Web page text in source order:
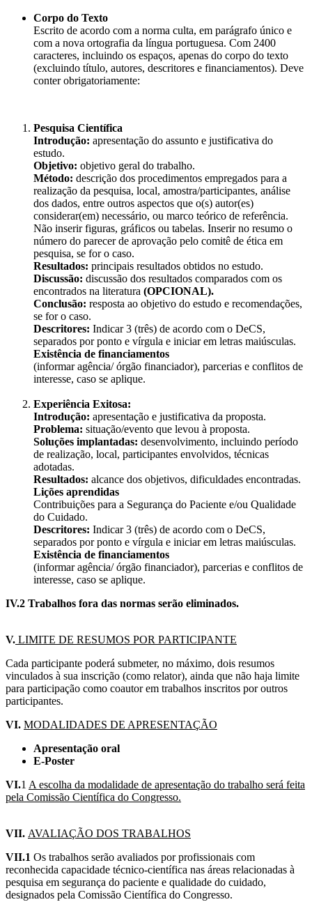
Corpo do Texto
Escrito de acordo com a norma culta, em parágrafo único e
com a nova ortografia da língua portuguesa. Com 2400
caracteres, incluindo os espaços, apenas do corpo do texto
(excluindo título, autores, descritores e financiamentos). Deve
conter obrigatoriamente:
Pesquisa Científica
Introdução: apresentação do assunto e justificativa do
estudo.
Objetivo: objetivo geral do trabalho.
Método: descrição dos procedimentos empregados para a
realização da pesquisa, local, amostra/participantes, análise
dos dados, entre outros aspectos que o(s) autor(es)
considerar(em) necessário, ou marco teórico de referência.
Não inserir figuras, gráficos ou tabelas. Inserir no resumo o
número do parecer de aprovação pelo comitê de ética em
pesquisa, se for o caso.
Resultados: principais resultados obtidos no estudo.
Discussão: discussão dos resultados comparados com os
encontrados na literatura (OPCIONAL).
Conclusão: resposta ao objetivo do estudo e recomendações,
se for o caso.
Descritores: Indicar 3 (três) de acordo com o DeCS,
separados por ponto e vírgula e iniciar em letras maiúsculas.
Existência de financiamentos
(informar agência/ órgão financiador), parcerias e conflitos de
interesse, caso se aplique.
Experiência Exitosa:
Introdução: apresentação e justificativa da proposta.
Problema: situação/evento que levou à proposta.
Soluções implantadas: desenvolvimento, incluindo período
de realização, local, participantes envolvidos, técnicas
adotadas.
Resultados: alcance dos objetivos, dificuldades encontradas.
Lições aprendidas
Contribuições para a Segurança do Paciente e/ou Qualidade
do Cuidado.
Descritores: Indicar 3 (três) de acordo com o DeCS,
separados por ponto e vírgula e iniciar em letras maiúsculas.
Existência de financiamentos
(informar agência/ órgão financiador), parcerias e conflitos de
interesse, caso se aplique.
IV.2 Trabalhos fora das normas serão eliminados.
V. LIMITE DE RESUMOS POR PARTICIPANTE
Cada participante poderá submeter, no máximo, dois resumos
vinculados à sua inscrição (como relator), ainda que não haja limite
para participação como coautor em trabalhos inscritos por outros
participantes.
VI. MODALIDADES DE APRESENTAÇÃO
Apresentação oral
E-Poster
VI.1 A escolha da modalidade de apresentação do trabalho será feita
pela Comissão Científica do Congresso.
VII. AVALIAÇÃO DOS TRABALHOS
VII.1 Os trabalhos serão avaliados por profissionais com
reconhecida capacidade técnico-científica nas áreas relacionadas à
pesquisa em segurança do paciente e qualidade do cuidado,
designados pela Comissão Científica do Congresso.